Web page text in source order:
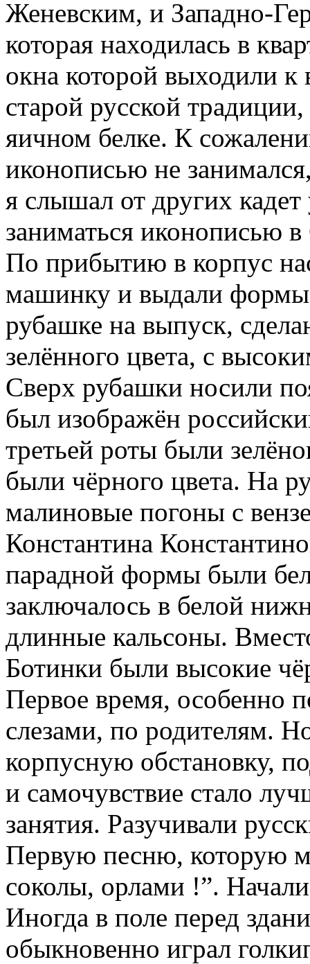
Женевским, и Западно-
которая находилась в
окна которой выходили к
старой русской
яичном белке. К
иконописью не
я слышал от других
заниматься иконописью
По прибытию в корпус
машинку и выдали формы,
рубашке на выпуск,
зелённого цвета, с
Сверх рубашки носили
был изображён
третьей роты были
были чёрного цвета. На
малиновые погоны с
Константина
парадной формы были
заключалось в белой
длинные кальсоны.
Ботинки были высокие
Первое время, особенно
слезами, по родителям.
корпусную обстановку,
и самочувствие стало
занятия. Разучивали
Первую песню, которую
соколы, орлами !”.
Иногда в поле перед
обыкновенно играл